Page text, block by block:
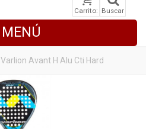
Carrito: Buscar
MENÚ
Varlion Avant H Alu Cti Hard